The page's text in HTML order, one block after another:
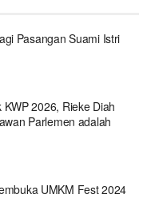
Pasangan Suami Istri
2026, Rieke Diah
Parlemen adalah
UMKM Fest 2024